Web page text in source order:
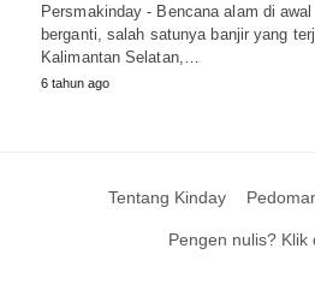
Persmakinday - Bencana alam di
berganti, salah satunya banjir yang
Kalimantan Selatan,…
6 tahun ago
Tentang Kinday
Pengen nulis? Klik